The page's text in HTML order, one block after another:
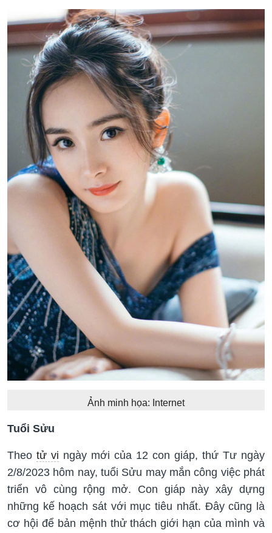
Ảnh minh họa: Internet
Tuổi Sửu
Theo tử vi ngày mới của 12 con giáp, thứ Tư ngày
2/8/2023 hôm nay, tuổi Sửu may mắn công việc phát
triển vô cùng rộng mở. Con giáp này xây dựng
những kế hoạch sát với mục tiêu nhất. Đây cũng là
cơ hội để bản mệnh thử thách giới hạn của mình và